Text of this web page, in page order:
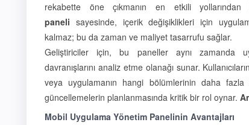
rekabette öne çıkmanın en etkili yollarından
paneli sayesinde, içerik değişiklikleri için
kalmaz; bu da zaman ve maliyet tasarrufu sağlar.
Geliştiriciler için, bu paneller aynı zamanda
davranışlarını analiz etme olanağı sunar.
veya uygulamanın hangi bölümlerinin daha
güncellemelerin planlanmasında kritik bir rol oynar.
Mobil Uygulama Yönetim Panelinin Avantajları